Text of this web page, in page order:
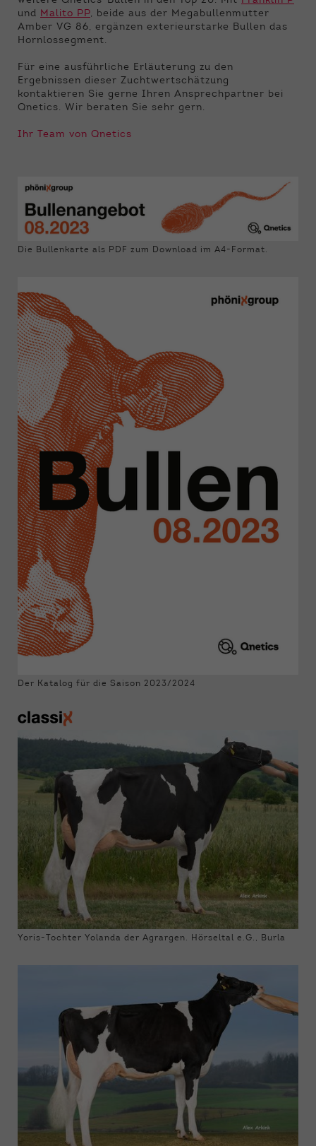
und Malito PP, beide aus der Megabullenmutter
Amber VG 86, ergänzen exterieurstarke Bullen das
Hornlossegment.
Für eine ausführliche Erläuterung zu den
Ergebnissen dieser Zuchtwertschätzung
kontaktieren Sie gerne Ihren Ansprechpartner bei
Qnetics. Wir beraten Sie sehr gern.
Ihr Team von Qnetics
Die Bullenkarte als PDF zum Download im A4-Format.
Der Katalog für die Saison 2023/2024
Yoris-Tochter Yolanda der Agrargen. Hörseltal e.G., Burla